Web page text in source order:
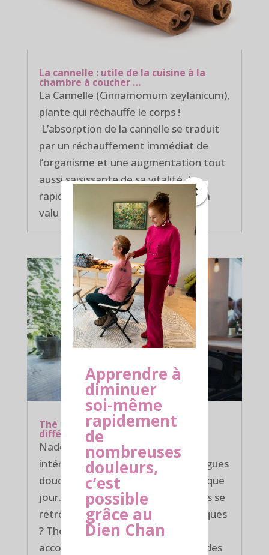
×
Apprendre à
diminuer
soi-même
rapidement
de
nombreuses
douleurs,
c’est
possible
grâce au
Dien Chan
La cannelle : utile de la cuisine à la
chambre à coucher …
La Cannelle (Cinnamomum zeylanicum),
plante qui réchauffe le corps !
L’absorption de la cannelle se traduit
par un réchauffement immédiat de
l’organisme et une augmentation tout
aussi saisissante de sa vitalité. La
rapidité d’action de cette épice lui a
valu une...
Thé ou tea tree : quelle est la
différence ?
Nadejda nous livre ici une bien
intéressante recherche sur ces drogues
douces que nous consommons chaque
jour. Saviez-vous que leurs bienfaits se
retrouvent également en cosmétiques
? Thé, café génèrent souvent des
accoutumancesLa consommation des